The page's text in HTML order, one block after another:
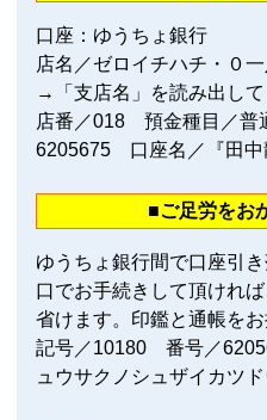
口座：ゆうちょ銀行
店名／ゼロイチハチ・０
→「支店名」を読み出して
店番／018 預金種目／
6205675 口座名／『田中
■ご足労をお
ゆうちょ銀行間で口座引
口でお手続きして頂けれ
省けます。印鑑と通帳をお
記号／10180 番号／
ュウサクノシュザイカツ